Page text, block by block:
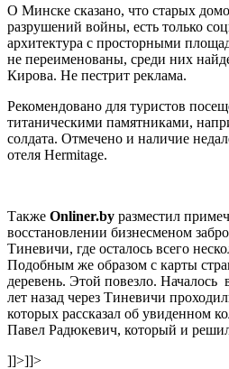
О Минске сказано, что старых
разрушений войны, есть только
архитектура с просторными
не переименованы, среди них
Кирова. Не пестрит реклама.
Рекомендовано для туристов
титаническими памятниками,
солдата. Отмечено и наличие
отеля Hermitage.
Также Оnliner.by разместил
восстановлении бизнесменом
Тиневичи, где осталось всего
Подобным же образом с карты
деревень. Этой повезло. Началось
лет назад через Тиневичи
которых рассказал об увиденном
Павел Радюкевич, который и
]]>]]>